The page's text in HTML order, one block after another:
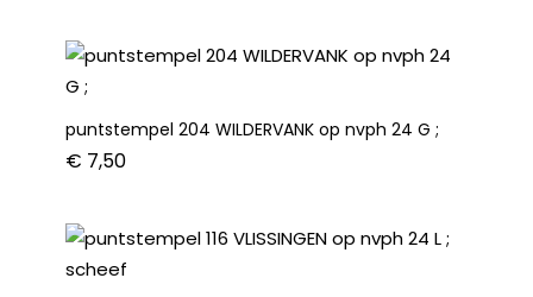
puntstempel 204 WILDERVANK op nvph 24 G ;
€ 7,50